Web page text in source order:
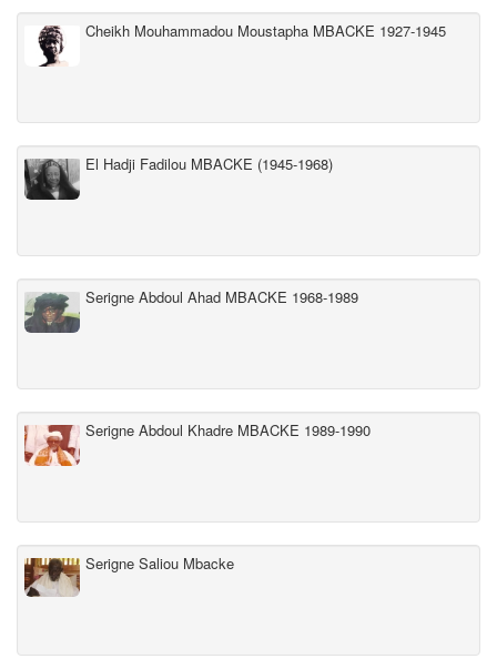
Cheikh Mouhammadou Moustapha MBACKE 1927-1945
El Hadji Fadilou MBACKE (1945-1968)
Serigne Abdoul Ahad MBACKE 1968-1989
Serigne Abdoul Khadre MBACKE 1989-1990
Serigne Saliou Mbacke